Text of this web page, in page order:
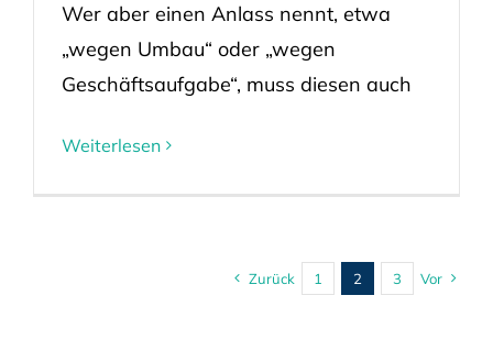
Wer aber einen Anlass nennt, etwa
„wegen Umbau“ oder „wegen
Geschäftsaufgabe“, muss diesen auch
Weiterlesen
Zurück 1 2 3 Vor